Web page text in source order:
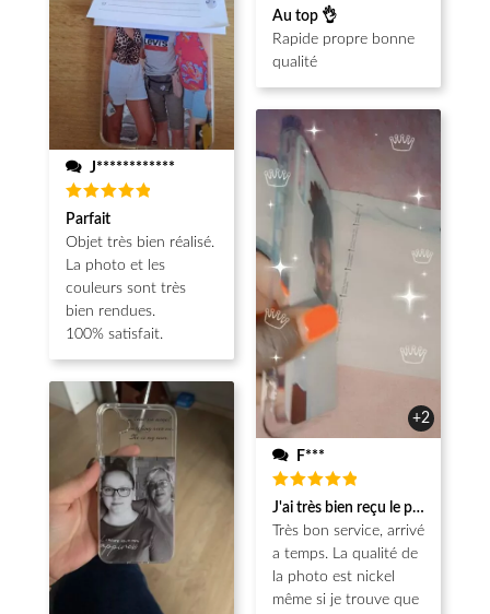
J************
Note5
sur 5
Parfait
Objet très bien réalisé.
La photo et les
couleurs sont très
bien rendues.
100% satisfait.
Note5
sur 5
Au top 👌
Rapide propre bonne
qualité
+2
F***
Note5
sur 5
J'ai très bien reçu le produit.
Très bon service, arrivé
a temps. La qualité de
la photo est nickel
même si je trouve que